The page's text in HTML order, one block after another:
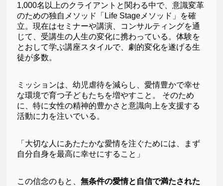
1,000名以上のクライアントと関わる中で、意識変革
のための独自メソッド「Life Stageメソッド」を確
立。現在はセミナーや講演、コンサルティングを通
じて、受講生の人生の変化に携わっている。体験を
とおして学ぶ講座スタイルで、劇的変化を遂げる生
徒が多数。
ミッションは、幼児虐待を減らし、愛情豊かで幸せ
な環境で育つ子どもたちを増やすこと。 そのため
に、特に女性の精神的豊かさと意識向上を支援する
活動に力を注いでいる。
「大切な人にあたたかな愛情を注ぐためには、まず
自分自身を最高に幸せにすること」
この信念のもと、無条件の愛情と自信で満たされた